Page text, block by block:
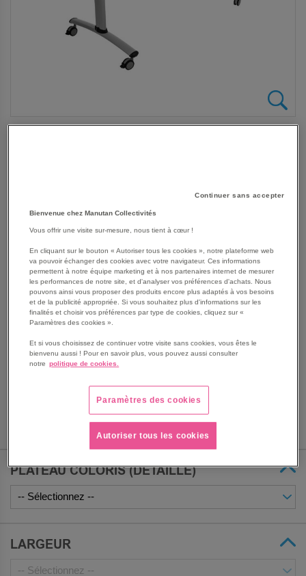
BEGINNING
IMAGES
GALLERY
Table de réunion rectangulaire pliante Axe avec plateau
stratifié pivotant permettant un gain de place pour le
rangement.
Plateau stratifié permettant les repas et le nettoyage à
l’eau savonneuse.
Verrouillage automatique du plateau en position travail
horizontale et en position verticale pour le stockage.
Système de liaison rapide entre les plateaux par vis
Équipée de 4 roulettes de diamètre 75 mm avec frein.
La table peut supporter une charge maximale de 90 kg,
PLATEAU COLORIS (DÉTAILLÉ)
LARGEUR
Continuer sans accepter
Bienvenue chez Manutan Collectivités
Vous offrir une visite sur-mesure, nous tient à cœur !
En cliquant sur le bouton « Autoriser tous les cookies », notre plateforme web
va pouvoir échanger des cookies avec votre navigateur. Ces informations
permettent à notre équipe marketing et à nos partenaires internet de mesurer
les performances de notre site, et d'analyser vos préférences d'achats. Nous
pouvons ainsi vous proposer des produits encore plus adaptés à vos besoins
et de la publicité appropriée. Si vous souhaitez plus d'informations sur les
finalités et choisir vos préférences par type de cookies, cliquez sur «
Paramètres des cookies ».
Et si vous choisissez de continuer votre visite sans cookies, vous êtes le
bienvenu aussi ! Pour en savoir plus, vous pouvez aussi consulter
notre politique de cookies.
Paramètres des cookies
Autoriser tous les cookies